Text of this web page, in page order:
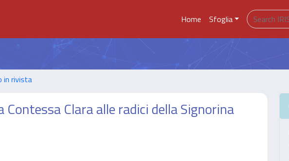
Home Sfoglia
in rivista
Clara alle radici della Signorina